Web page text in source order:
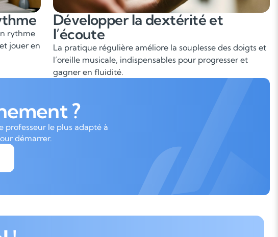
rythme
jouer en
Développer la dextérité et
l’écoute
La pratique régulière améliore la souplesse des doigts et
l’oreille musicale, indispensables pour progresser et
gagner en fluidité.
?
professeur le plus adapté à
démarrer.